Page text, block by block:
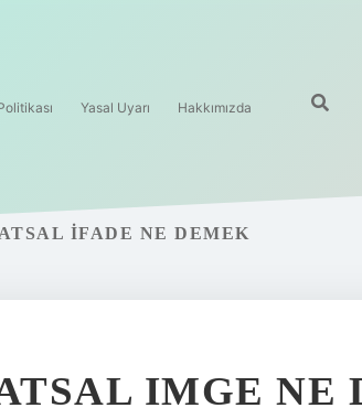
Yasal Uyarı Hakkımızda
IFADE NE DEMEK
IMGE NE